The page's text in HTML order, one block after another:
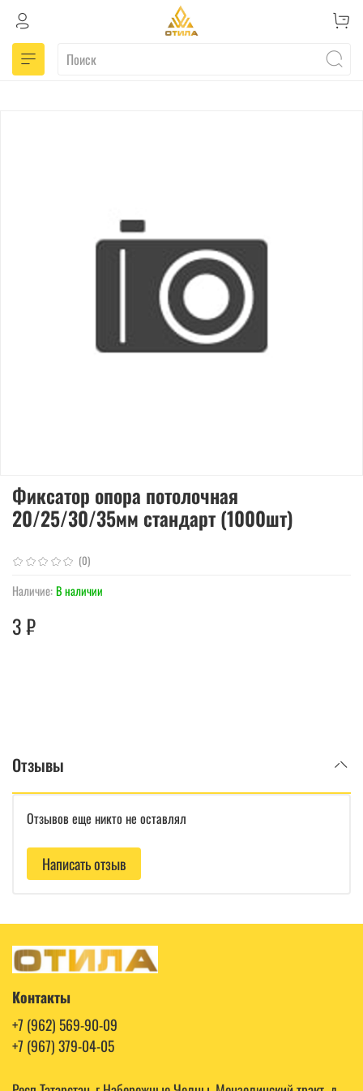
(0)
Наличие:В наличии
Фиксатор опора потолочная
20/25/30/35мм стандарт (1000шт)
3 ₽
Отзывы
Отзывов еще никто не оставлял
Написать отзыв
Контакты
+7 (962) 569-90-09
+7 (967) 379-04-05